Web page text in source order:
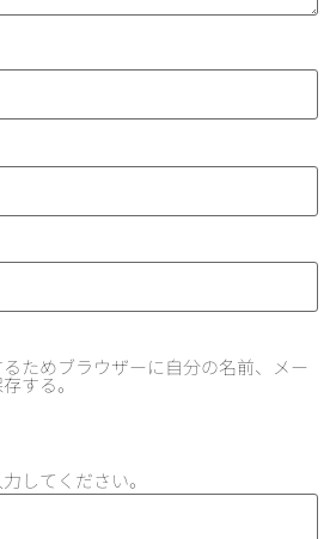
ためブラウザーに自分の名前、メー
する。
してください。